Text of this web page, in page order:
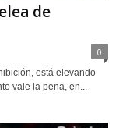
de
0
está elevando
vale la pena, en...